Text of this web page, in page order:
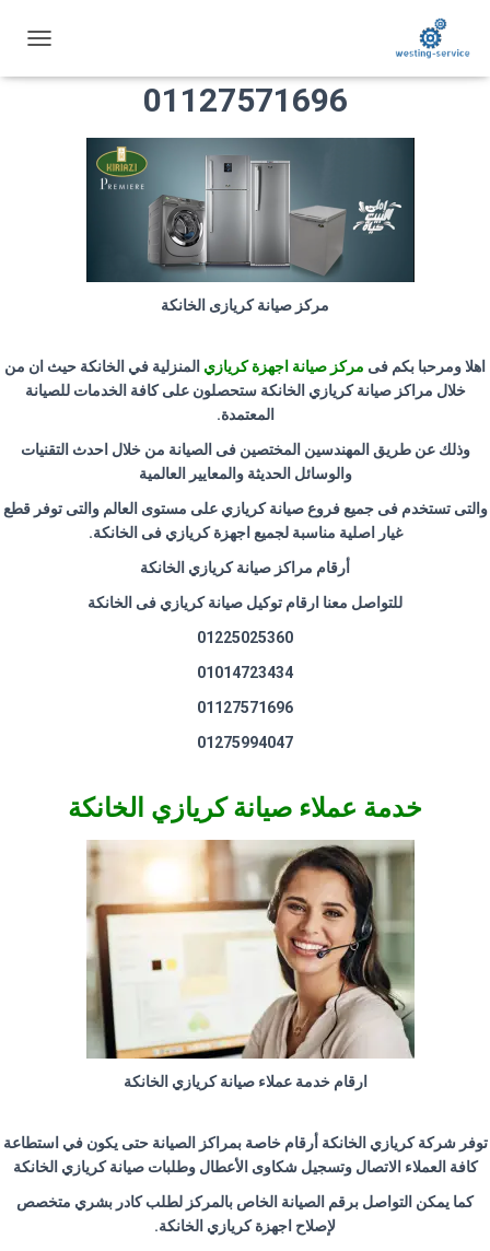
ب
مركز صيانة كريازي الخانكة
01127571696
مركز صيانة كريازى الخانكة
اهلا ومرحبا بكم فى مركز صيانة اجهزة كريازي المنزلية في الخانكة حيث ان من
خلال مراكز صيانة كريازي الخانكة ستحصلون على كافة الخدمات للصيانة
المعتمدة.
وذلك عن طريق المهندسين المختصين فى الصيانة من خلال احدث التقنيات
والوسائل الحديثة والمعايير العالمية
والتى تستخدم فى جميع فروع صيانة كريازي على مستوى العالم والتى توفر قطع
غيار اصلية مناسبة لجميع اجهزة كريازي فى الخانكة.
أرقام مراكز صيانة كريازي الخانكة
للتواصل معنا ارقام توكيل صيانة كريازي فى الخانكة
01225025360
01014723434
01127571696
01275994047
خدمة عملاء صيانة كريازي الخانكة
ارقام خدمة عملاء صيانة كريازي الخانكة
توفر شركة كريازي الخانكة أرقام خاصة بمراكز الصيانة حتى يكون في استطاعة
كافة العملاء الاتصال وتسجيل شكاوى الأعطال وطلبات صيانة كريازي الخانكة
كما يمكن التواصل برقم الصيانة الخاص بالمركز لطلب كادر بشري متخصص
لإصلاح اجهزة كريازي الخانكة.